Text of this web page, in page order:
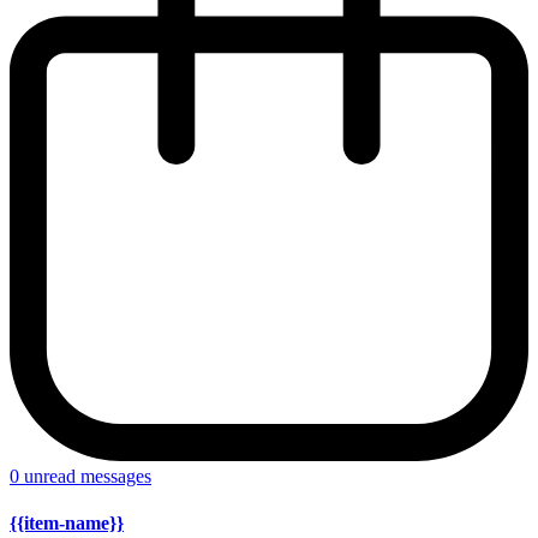
0 unread messages
{{item-name}}